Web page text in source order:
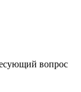
вопрос